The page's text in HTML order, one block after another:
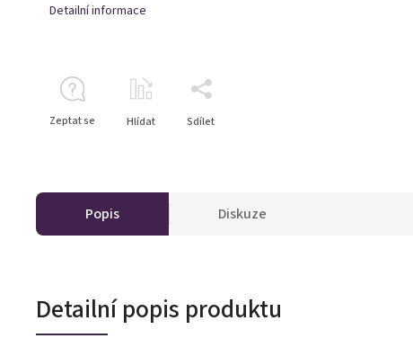
Detailní informace
Zeptat se Hlídat Sdílet
Popis Diskuze
Detailní popis produktu